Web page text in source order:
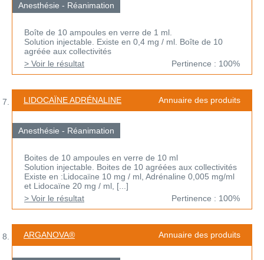
Anesthésie - Réanimation
Boîte de 10 ampoules en verre de 1 ml.
Solution injectable. Existe en 0,4 mg / ml. Boîte de 10
agréée aux collectivités
> Voir le résultat
Pertinence : 100%
LIDOCAÏNE ADRÉNALINE Annuaire des produits
Anesthésie - Réanimation
Boites de 10 ampoules en verre de 10 ml
Solution injectable. Boites de 10 agréées aux collectivités
Existe en :Lidocaïne 10 mg / ml, Adrénaline 0,005 mg/ml
et Lidocaïne 20 mg / ml, [...]
> Voir le résultat
Pertinence : 100%
ARGANOVA® Annuaire des produits